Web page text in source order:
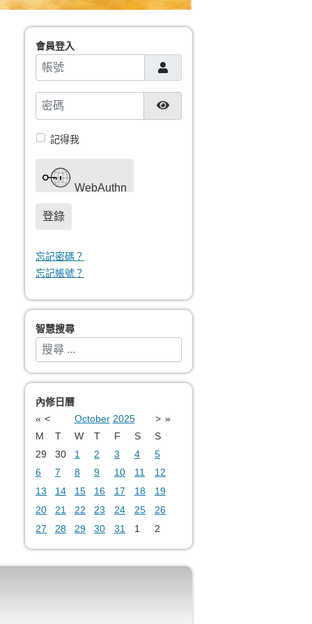
會員登入
帳號
密碼 顯示密碼
記得我
WebAuthn
登錄
忘記密碼？
忘記帳號？
智慧搜尋
搜索
Type 2 or more characters for results.
內修日曆
« < October 2025 > »
M
T W T F S
S
29
30 1 2 3 4
5
6
7 8 9 10 11
12
13
14 15 16 17 18
19
20
21 22 23 24 25
26
27
28 29 30 31 1 2